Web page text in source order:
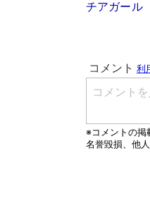
チアガール